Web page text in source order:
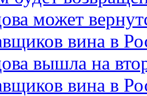
может
вина в
вышла на
вина в